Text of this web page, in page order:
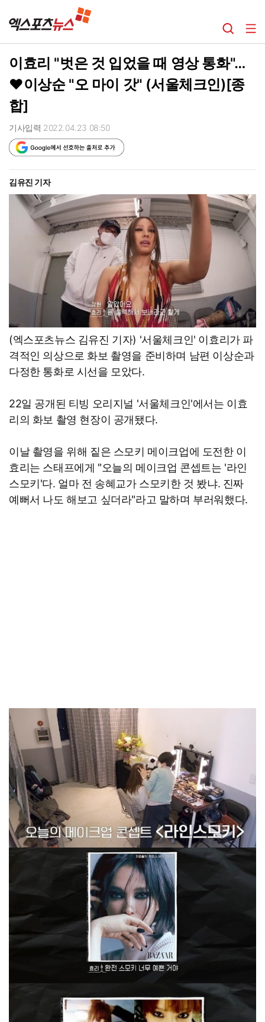
이효리 "벗은 것 입었을 때 영상 통화"…
♥이상순 "오 마이 갓" (서울체크인)[종
합]
기사입력 2022.04.23 08:50
김유진 기자
(엑스포츠뉴스 김유진 기자) '서울체크인' 이효리가 파
격적인 의상으로 화보 촬영을 준비하며 남편 이상순과
다정한 통화로 시선을 모았다.
22일 공개된 티빙 오리지널 '서울체크인'에서는 이효
리의 화보 촬영 현장이 공개됐다.
이날 촬영을 위해 짙은 스모키 메이크업에 도전한 이
효리는 스태프에게 "오늘의 메이크업 콘셉트는 '라인
스모키'다. 얼마 전 송혜교가 스모키한 것 봤냐. 진짜
예뻐서 나도 해보고 싶더라"라고 말하며 부러워했다.